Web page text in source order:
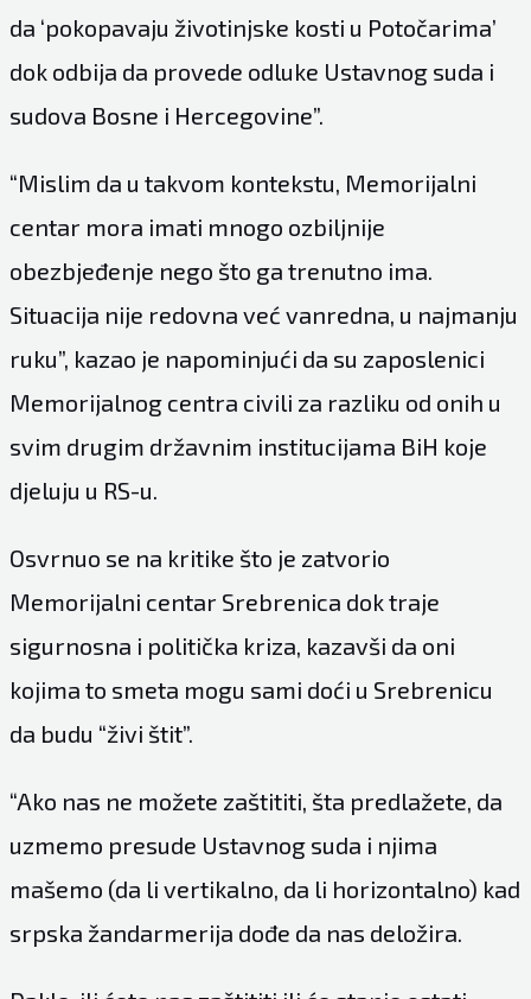
da ‘pokopavaju životinjske kosti u Potočarima’
dok odbija da provede odluke Ustavnog suda i
sudova Bosne i Hercegovine”.
“Mislim da u takvom kontekstu, Memorijalni
centar mora imati mnogo ozbiljnije
obezbjeđenje nego što ga trenutno ima.
Situacija nije redovna već vanredna, u najmanju
ruku”, kazao je napominjući da su zaposlenici
Memorijalnog centra civili za razliku od onih u
svim drugim državnim institucijama BiH koje
djeluju u RS-u.
Osvrnuo se na kritike što je zatvorio
Memorijalni centar Srebrenica dok traje
sigurnosna i politička kriza, kazavši da oni
kojima to smeta mogu sami doći u Srebrenicu
da budu “živi štit”.
“Ako nas ne možete zaštititi, šta predlažete, da
uzmemo presude Ustavnog suda i njima
mašemo (da li vertikalno, da li horizontalno) kad
srpska žandarmerija dođe da nas deložira.